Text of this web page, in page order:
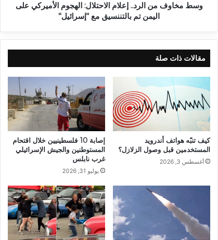
وسط مخاوف من الرد.. إعلام الاحتلال: الهجوم الأميركي على
اليمن تم بالتننسيق مع "إسرائيل"
مقالات ذات صلة
كيف تنبّه هواتف أندرويد
المستخدمين قبل وصول الزلازل؟
أغسطس 3, 2026
إصابة 10 فلسطينيين خلال اقتحام
المستوطنين والجيش الإسرائيلي
غرب نابلس
يوليو 31, 2026